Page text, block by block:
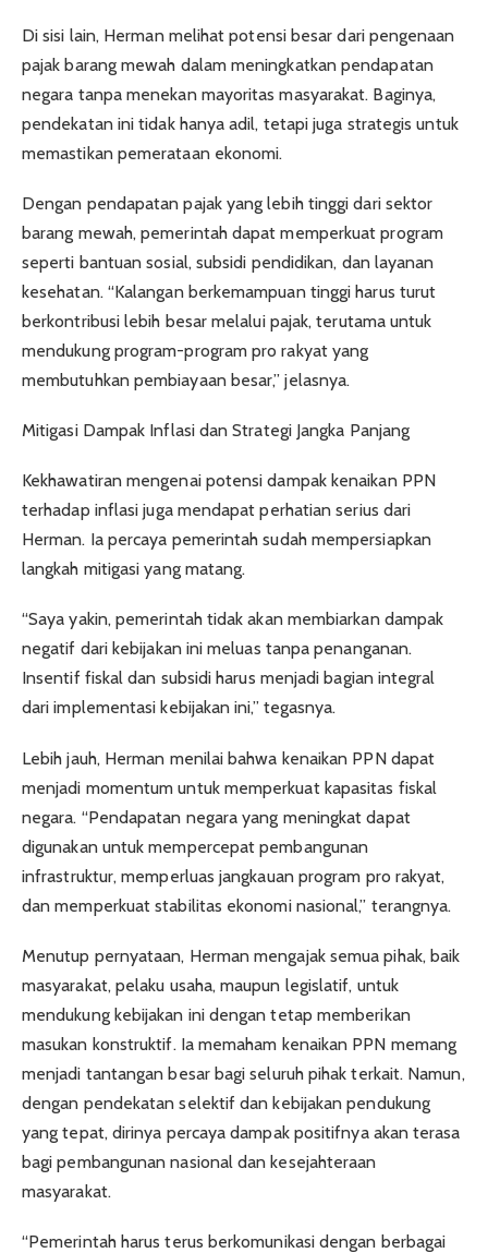
Di sisi lain, Herman melihat potensi besar dari pengenaan
pajak barang mewah dalam meningkatkan pendapatan
negara tanpa menekan mayoritas masyarakat. Baginya,
pendekatan ini tidak hanya adil, tetapi juga strategis untuk
memastikan pemerataan ekonomi.
Dengan pendapatan pajak yang lebih tinggi dari sektor
barang mewah, pemerintah dapat memperkuat program
seperti bantuan sosial, subsidi pendidikan, dan layanan
kesehatan. “Kalangan berkemampuan tinggi harus turut
berkontribusi lebih besar melalui pajak, terutama untuk
mendukung program-program pro rakyat yang
membutuhkan pembiayaan besar,” jelasnya.
Mitigasi Dampak Inflasi dan Strategi Jangka Panjang
Kekhawatiran mengenai potensi dampak kenaikan PPN
terhadap inflasi juga mendapat perhatian serius dari
Herman. Ia percaya pemerintah sudah mempersiapkan
langkah mitigasi yang matang.
“Saya yakin, pemerintah tidak akan membiarkan dampak
negatif dari kebijakan ini meluas tanpa penanganan.
Insentif fiskal dan subsidi harus menjadi bagian integral
dari implementasi kebijakan ini,” tegasnya.
Lebih jauh, Herman menilai bahwa kenaikan PPN dapat
menjadi momentum untuk memperkuat kapasitas fiskal
negara. “Pendapatan negara yang meningkat dapat
digunakan untuk mempercepat pembangunan
infrastruktur, memperluas jangkauan program pro rakyat,
dan memperkuat stabilitas ekonomi nasional,” terangnya.
Menutup pernyataan, Herman mengajak semua pihak, baik
masyarakat, pelaku usaha, maupun legislatif, untuk
mendukung kebijakan ini dengan tetap memberikan
masukan konstruktif. Ia memaham kenaikan PPN memang
menjadi tantangan besar bagi seluruh pihak terkait. Namun,
dengan pendekatan selektif dan kebijakan pendukung
yang tepat, dirinya percaya dampak positifnya akan terasa
bagi pembangunan nasional dan kesejahteraan
masyarakat.
“Pemerintah harus terus berkomunikasi dengan berbagai